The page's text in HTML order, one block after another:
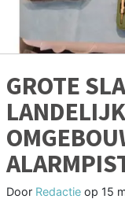
GROTE
Door Redactie op 15